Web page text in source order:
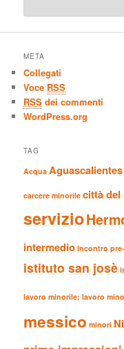
META
Collegati
Voce RSS
RSS dei commenti
WordPress.org
TAG
Acqua Aguascalientes
carcere minorile città del
servizio
intermedio Incontro
istituto san josè
lavoro minorile; lavoro
messico minori